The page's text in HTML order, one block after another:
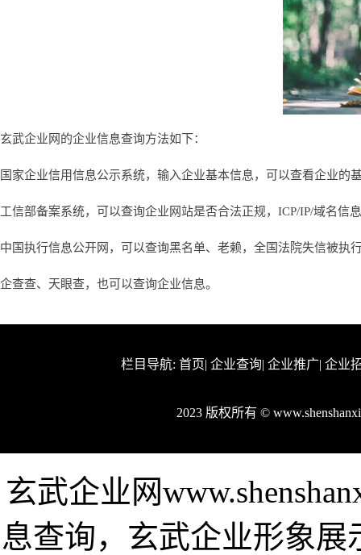
玄武企业网的企业信息查询方法如下：
国家企业信用信息公示系统，输入企业基本信息，可以查看企业的
工信部备案系统，可以查询企业网站是否合法正规，ICP/IP/域名信
中国执行信息公开网，可以查询黑名单、老赖，全国法院失信被执
企查查、天眼查，也可以查询企业信息。
栏目导航: 首页| 企业查询| 企业推广| 企业
2023 版权所有 ©
玄武企业网
息查询，玄武企业形象